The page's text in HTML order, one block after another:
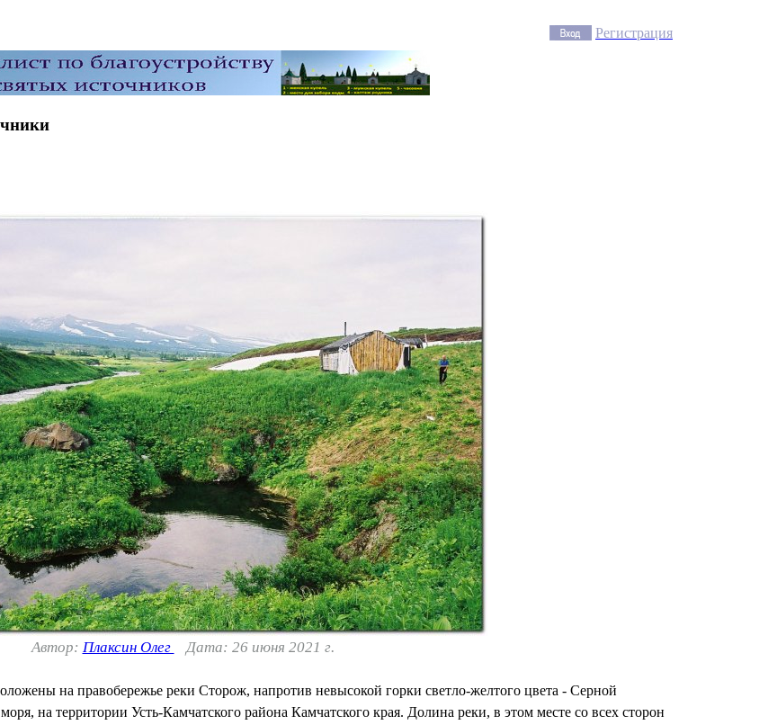
Регистрация
Автор: Плаксин Олег Дата: 26 июня 2021 г.
на правобережье реки Сторож, напротив невысокой горки светло-желтого цвета - Серной
на территории Усть-Камчатского района Камчатского края. Долина реки, в этом месте со всех сторон